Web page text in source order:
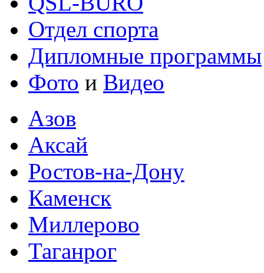
Отдел спорта
Дипломные программы
Фото и Видео
Азов
Аксай
Ростов-на-Дону
Каменск
Миллерово
Таганрог